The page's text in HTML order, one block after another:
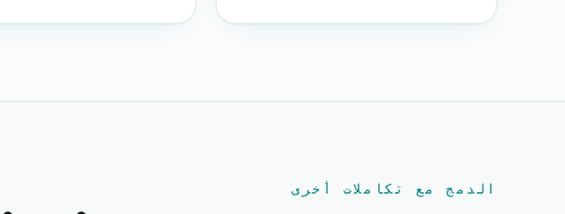
الدمج مع تكاملات أخرى